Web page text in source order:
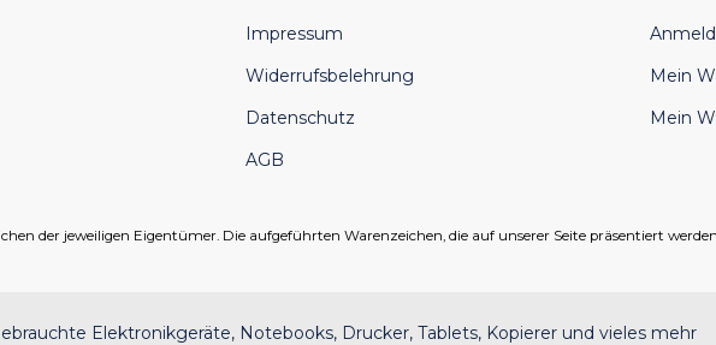
Impressum
Widerrufsbelehrung
Datenschutz
AGB
Mein
Mein
der jeweiligen Eigentümer. Die aufgeführten Warenzeichen, die auf unserer Seite präsentiert
Elektronikgeräte, Notebooks, Drucker, Tablets, Kopierer und vieles mehr